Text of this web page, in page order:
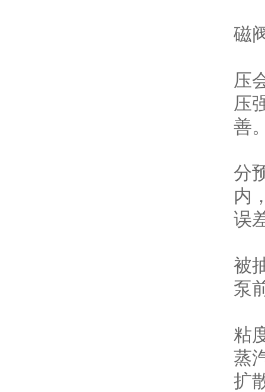
磁
压
压
善
分
内
误
被
泵
粘
蒸
扩